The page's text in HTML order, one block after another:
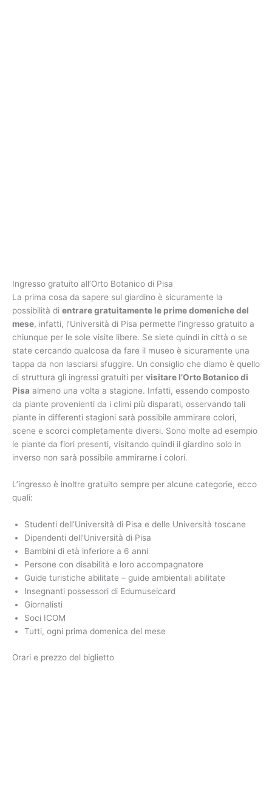
Ingresso gratuito all’Orto Botanico di Pisa
La prima cosa da sapere sul giardino è sicuramente la
possibilità di entrare gratuitamente le prime domeniche del
mese, infatti, l’Università di Pisa permette l’ingresso gratuito a
chiunque per le sole visite libere. Se siete quindi in città o se
state cercando qualcosa da fare il museo è sicuramente una
tappa da non lasciarsi sfuggire. Un consiglio che diamo è quello
di struttura gli ingressi gratuiti per visitare l’Orto Botanico di
Pisa almeno una volta a stagione. Infatti, essendo composto
da piante provenienti da i climi più disparati, osservando tali
piante in differenti stagioni sarà possibile ammirare colori,
scene e scorci completamente diversi. Sono molte ad esempio
le piante da fiori presenti, visitando quindi il giardino solo in
inverso non sarà possibile ammirarne i colori.
L’ingresso è inoltre gratuito sempre per alcune categorie, ecco
quali:
Studenti dell’Università di Pisa e delle Università toscane
Dipendenti dell’Università di Pisa
Bambini di età inferiore a 6 anni
Persone con disabilità e loro accompagnatore
Guide turistiche abilitate – guide ambientali abilitate
Insegnanti possessori di Edumuseicard
Giornalisti
Soci ICOM
Tutti, ogni prima domenica del mese
Orari e prezzo del biglietto